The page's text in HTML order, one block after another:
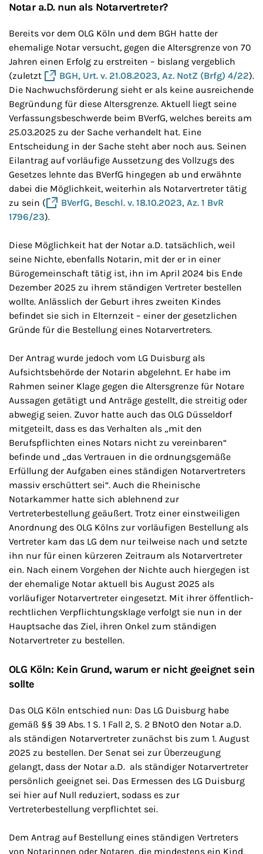
Notar a.D. nun als Notarvertreter?
Bereits vor dem OLG Köln und dem BGH hatte der
ehemalige Notar versucht, gegen die Altersgrenze von 70
Jahren einen Erfolg zu erstreiten – bislang vergeblich
(zuletzt
BGH, Urt. v. 21.08.2023, Az. NotZ (Brfg) 4/22).
Die Nachwuchsförderung sieht er als keine ausreichende
Begründung für diese Altersgrenze. Aktuell liegt seine
Verfassungsbeschwerde beim BVerfG, welches bereits am
25.03.2025 zu der Sache verhandelt hat. Eine
Entscheidung in der Sache steht aber noch aus. Seinen
Eilantrag auf vorläufige Aussetzung des Vollzugs des
Gesetzes lehnte das BVerfG hingegen ab und erwähnte
dabei die Möglichkeit, weiterhin als Notarvertreter tätig
zu sein (
BVerfG, Beschl. v. 18.10.2023, Az. 1 BvR
1796/23).
Diese Möglichkeit hat der Notar a.D. tatsächlich, weil
seine Nichte, ebenfalls Notarin, mit der er in einer
Bürogemeinschaft tätig ist, ihn im April 2024 bis Ende
Dezember 2025 zu ihrem ständigen Vertreter bestellen
wollte. Anlässlich der Geburt ihres zweiten Kindes
befindet sie sich in Elternzeit – einer der gesetzlichen
Gründe für die Bestellung eines Notarvertreters.
Der Antrag wurde jedoch vom LG Duisburg als
Aufsichtsbehörde der Notarin abgelehnt. Er habe im
Rahmen seiner Klage gegen die Altersgrenze für Notare
Aussagen getätigt und Anträge gestellt, die streitig oder
abwegig seien. Zuvor hatte auch das OLG Düsseldorf
mitgeteilt, dass es das Verhalten als „mit den
Berufspflichten eines Notars nicht zu vereinbaren“
befinde und „das Vertrauen in die ordnungsgemäße
Erfüllung der Aufgaben eines ständigen Notarvertreters
massiv erschüttert sei“. Auch die Rheinische
Notarkammer hatte sich ablehnend zur
Vertreterbestellung geäußert. Trotz einer einstweiligen
Anordnung des OLG Kölns zur vorläufigen Bestellung als
Vertreter kam das LG dem nur teilweise nach und setzte
ihn nur für einen kürzeren Zeitraum als Notarvertreter
ein. Nach einem Vorgehen der Nichte auch hiergegen ist
der ehemalige Notar aktuell bis August 2025 als
vorläufiger Notarvertreter eingesetzt. Mit ihrer öffentlich-
rechtlichen Verpflichtungsklage verfolgt sie nun in der
Hauptsache das Ziel, ihren Onkel zum ständigen
Notarvertreter zu bestellen.
OLG Köln: Kein Grund, warum er nicht geeignet sein
sollte
Das OLG Köln entschied nun: Das LG Duisburg habe
gemäß §§ 39 Abs. 1 S. 1 Fall 2, S. 2 BNotO den Notar a.D.
als ständigen Notarvertreter zunächst bis zum 1. August
2025 zu bestellen. Der Senat sei zur Überzeugung
gelangt, dass der Notar a.D. als ständiger Notarvertreter
persönlich geeignet sei. Das Ermessen des LG Duisburg
sei hier auf Null reduziert, sodass es zur
Vertreterbestellung verpflichtet sei.
Dem Antrag auf Bestellung eines ständigen Vertreters
von Notarinnen oder Notaren, die mindestens ein Kind,